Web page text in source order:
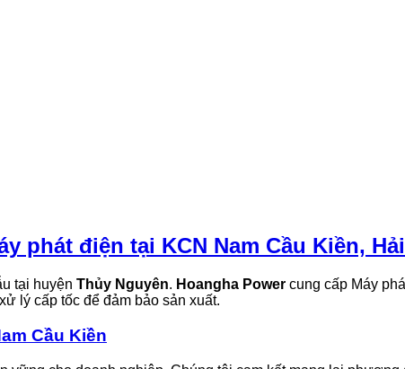
phát điện tại KCN Nam Cầu Kiền,
tại huyện Thủy Nguyên. Hoangha Power cung cấp Máy
lý cấp tốc để đảm bảo sản xuất.
Cầu Kiền